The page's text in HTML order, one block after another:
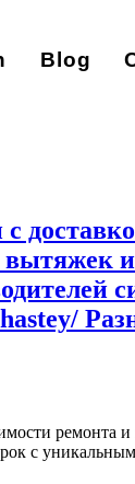
Blog
ремонта
с